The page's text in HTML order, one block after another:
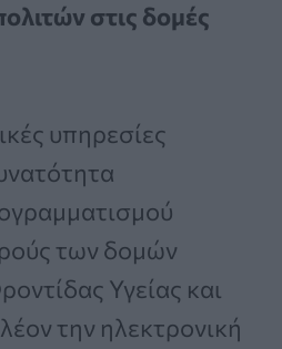
στις δομές
υπηρεσίες
των δομών
Υγείας και
την ηλεκτρονική